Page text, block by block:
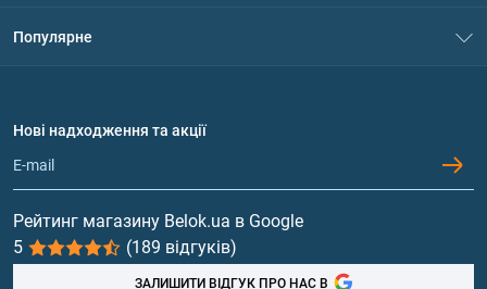
Політика конфіденційності
Обмін та повернення
Популярне
Протеїн
Гейнери
Вітаміни та мінерали
Риб'ячий жир, жирні кислоти
Нові надходження та акції
Рейтинг магазину Belok.ua в Google
5
(189 відгуків)
ЗАЛИШИТИ ВІДГУК ПРО НАС В